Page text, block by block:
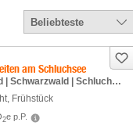
Beliebteste
am Schluchsee
Deutschland | Schwarzwald | Schluchsee
, Frühstück
2e p.P.